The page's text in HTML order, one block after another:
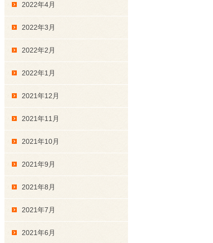
2022年4月
2022年3月
2022年2月
2022年1月
2021年12月
2021年11月
2021年10月
2021年9月
2021年8月
2021年7月
2021年6月